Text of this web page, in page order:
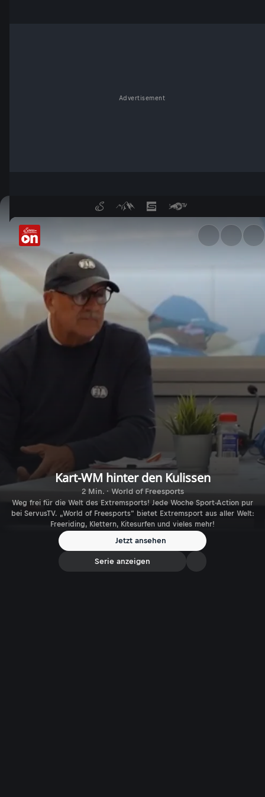
Advertisement
Kart-WM hinter den Kulissen
Kart-WM hinter den Kulissen
2 Min. · World of Freesports
Weg frei für die Welt des Extremsports! Jede Woche Sport-Action pur
bei ServusTV. „World of Freesports“ bietet Extremsport aus aller Welt:
Freeriding, Klettern, Kitesurfen und vieles mehr!
Jetzt ansehen
Serie anzeigen